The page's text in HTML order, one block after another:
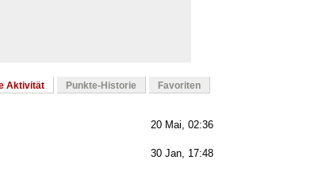
Aktivität Punkte-Historie Favoriten
20 Mai, 02:36
30 Jan, 17:48